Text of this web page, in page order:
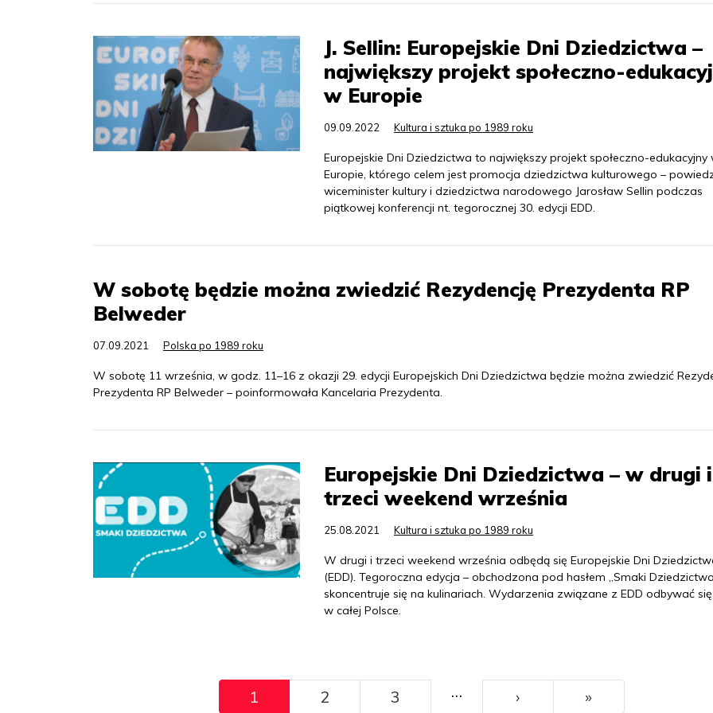
J. Sellin: Europejskie Dni Dziedzictwa –
największy projekt społeczno-
w Europie
09.09.2022 Kultura i sztuka po 1989 roku
Europejskie Dni Dziedzictwa to największy projekt społeczno-edukacyjny
Europie, którego celem jest promocja dziedzictwa kulturowego –
wiceminister kultury i dziedzictwa narodowego Jarosław Sellin podczas
piątkowej konferencji nt. tegorocznej 30. edycji EDD.
W sobotę będzie można zwiedzić Rezydencję Prezydenta RP
Belweder
07.09.2021 Polska po 1989 roku
W sobotę 11 września, w godz. 11–16 z okazji 29. edycji Europejskich Dni Dziedzictwa będzie można zwiedzić
Prezydenta RP Belweder – poinformowała Kancelaria Prezydenta.
Europejskie Dni Dziedzictwa – w drugi i
trzeci weekend września
25.08.2021 Kultura i sztuka po 1989 roku
W drugi i trzeci weekend września odbędą się Europejskie Dni
(EDD). Tegoroczna edycja – obchodzona pod hasłem „Smaki
skoncentruje się na kulinariach. Wydarzenia związane z EDD odbywać
w całej Polsce.
1 2 3 … ››› »Ostatni